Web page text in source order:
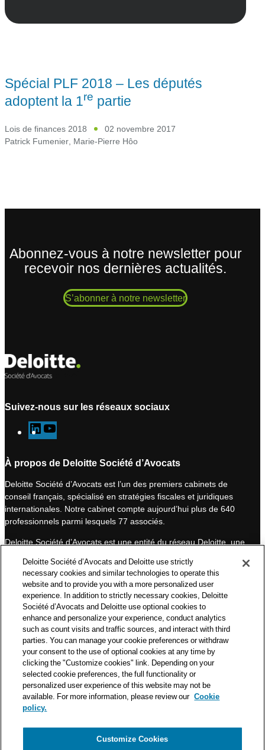
Spécial PLF 2018 – Les députés
adoptent la 1re partie
Lois de finances 2018
02 novembre 2017
Patrick Fumenier Marie-Pierre Hôo
Abonnez-vous à notre newsletter pour
recevoir nos dernières actualités.
S’abonner à notre newsletter
Suivez-nous sur les réseaux sociaux
L
i
k
e
d
I
n
o
T
u
b
e
À propos de Deloitte Société d’Avocats
Deloitte Société d’Avocats est l’un des premiers cabinets de
conseil français, spécialisé en stratégies fiscales et juridiques
internationales. Notre cabinet compte aujourd’hui plus de 640
professionnels parmi lesquels 77 associés.
Deloitte Société d’Avocats est une entité du réseau Deloitte, une
professionnels et à ce titre, travaille avec les 50 000 fiscalistes
et juristes de Deloitte situés dans 150 pays.
Les informations contenues sur ce blog ont pour objectif
d’informer ses lecteurs de manière générale. Elles ne peuvent
en aucun cas se substituer à un conseil délivré par un
professionnel en fonction d’une situation donnée. Un soin
particulier est apporté à la rédaction de nos articles, néanmoins
Deloitte Société d’Avocats décline toute responsabilité relative
aux éventuelles erreurs et omissions qu’ils pourraient contenir.​
Politique de confidentialité
Deloitte Société d’Avocats and Deloitte use strictly
necessary cookies and similar technologies to operate this
website and to provide you with a more personalized user
experience. In addition to strictly necessary cookies, Deloitte
Société d’Avocats and Deloitte use optional cookies to
enhance and personalize your experience, conduct analytics
such as count visits and traffic sources, and interact with third
parties. You can manage your cookie preferences or withdraw
your consent to the use of optional cookies at any time by
clicking the "Customize cookies" link. Depending on your
selected cookie preferences, the full functionality or
personalized user experience of this website may not be
available. For more information, please review our Cookie
policy.
Customize Cookies